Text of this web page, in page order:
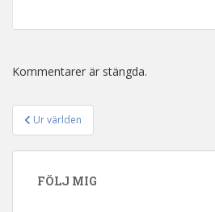
Kommentarer är stängda.
Inläggsnavigering
Ur världen
FÖLJ MIG